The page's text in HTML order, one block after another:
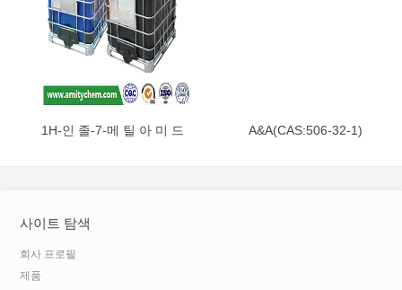
1H-인 졸-7-메 틸 아 미 드
A&A(CAS:506-32-1)
사이트 탐색
회사 프로필
제품